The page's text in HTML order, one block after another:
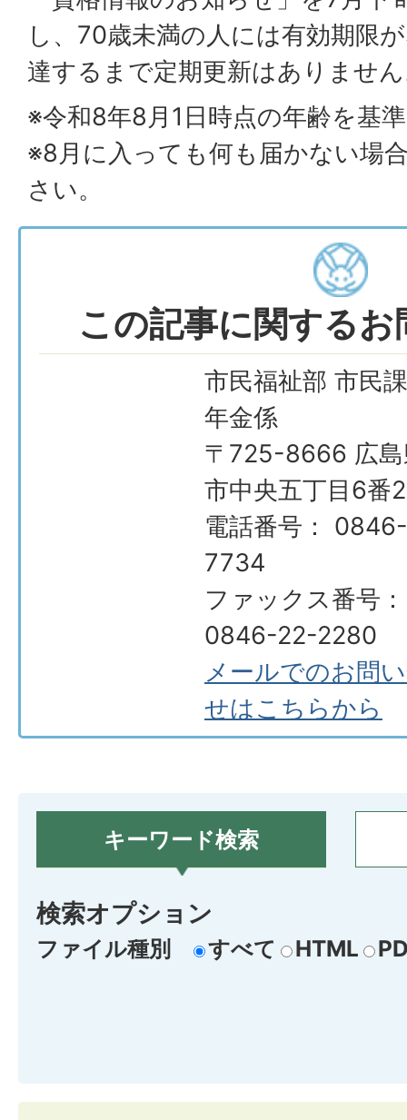
し、70歳未満の人には有効期限
達するまで定期更新はありませ
※令和8年8月1日時点の年齢を基
※8月に入っても何も届かない場
さい。
この記事に関する
市民福祉部 市民
年金係
〒725-8666 広島
市中央五丁目6番
電話番号：
7734
ファックス番号：
0846-22-2280
メールでのお問
せはこちらから
キーワード検索
検索オプション
ファイル種別 すべて HTML